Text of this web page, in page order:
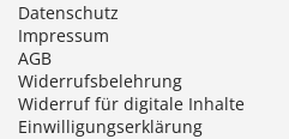
Datenschutz
Impressum
AGB
Widerrufsbelehrung
Widerruf für digitale Inhalte
Einwilligungserklärung